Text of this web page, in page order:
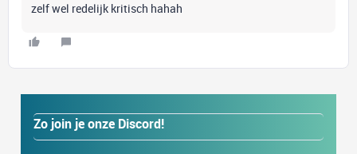
zelf wel redelijk kritisch hahah
Zo join je onze Discord!